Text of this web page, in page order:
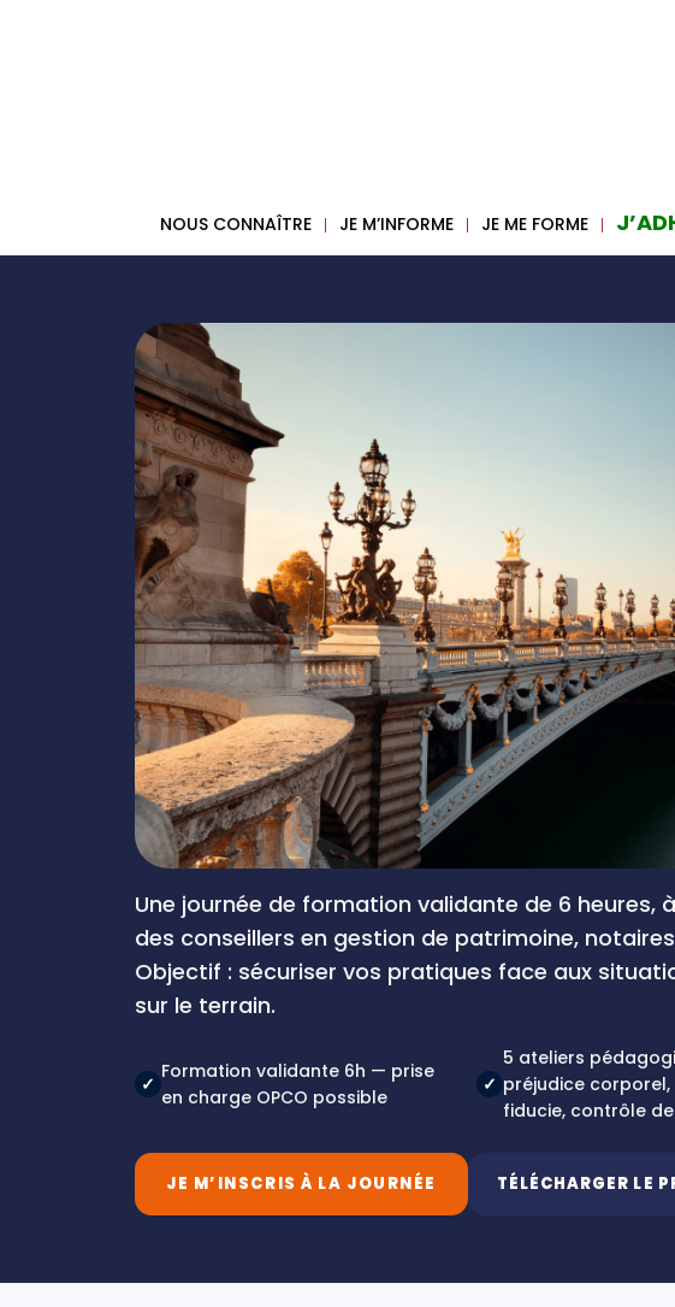
NOUS CONNAÎTRE JE M’INFORME JE ME FORME
Une journée de formation validante de 6 heures,
des conseillers en gestion de patrimoine,
Objectif : sécuriser vos pratiques face aux
sur le terrain.
✓
Formation validante 6h — prise
en charge OPCO possible
✓
5 ateliers
préjudice corporel,
fiducie, contrôle
JE M’INSCRIS À LA JOURNÉE TÉLÉCHARGER LE